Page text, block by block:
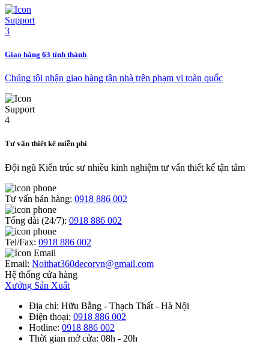
Giao hàng 63 tỉnh thành
Chúng tôi nhận giao hàng tận nhà trên phạm vi toàn quốc
Tư vấn thiết kế miễn phí
Đội ngũ Kiến trúc sư nhiều kinh nghiệm tư vấn thiết kế tận tâm
Tư vấn bán hàng: 0918 886 002
Tổng đài (24/7): 0918 886 002
Tel/Fax: 0918 886 002
Email: Noithat360decorvn@gmail.com
Hệ thống cửa hàng
Xưởng Sản Xuất
Địa chỉ: Hữu Bằng - Thạch Thất - Hà Nội
Điện thoại: 0918 886 002
Hotline: 0918 886 002
Thời gian mở cửa: 08h - 20h